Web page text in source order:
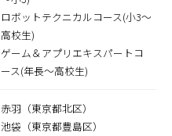
ロボットテクニカルコース(小3～
高校生)
ゲーム＆アプリエキスパートコ
ース(年長～高校生)
赤羽（東京都北区）
池袋（東京都豊島区）